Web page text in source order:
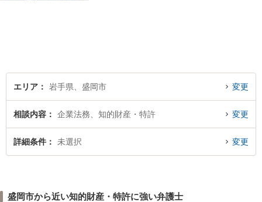
応可】
エリア 岩手県、盛岡市 変更
相談内容 企業法務、知的財産・特許 変更
詳細条件 未選択 変更
盛岡市から近い知的財産・特許に強い弁護士